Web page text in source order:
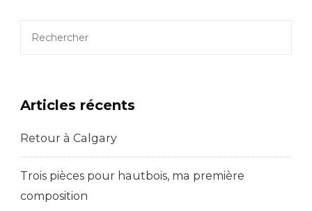
Articles récents
Retour à Calgary
Trois pièces pour hautbois, ma première
composition